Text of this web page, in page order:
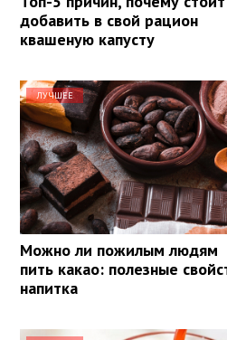
добавить в свой рацион
квашеную капусту
ЛУЧШЕЕ
Можно ли пожилым людям
пить какао: полезные
напитка